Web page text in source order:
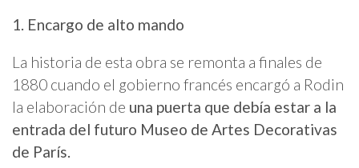
1. Encargo de alto mando
La historia de esta obra se remonta a finales de
1880 cuando el gobierno francés encargó a Rodin
la elaboración de una puerta que debía estar a la
entrada del futuro Museo de Artes Decorativas
de París.